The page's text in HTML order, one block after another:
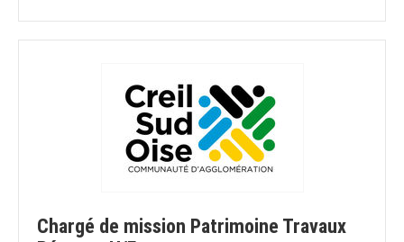
Chargé de mission Patrimoine Travaux